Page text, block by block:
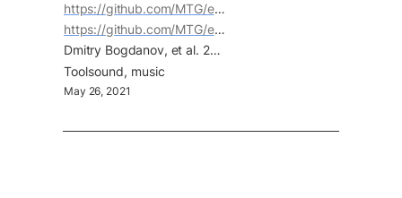
https://github.com/MTG/essentia
https://github.com/MTG/essentia
Dmitry Bogdanov, et al. 2013. ESSENTIA: an open-source library for sound and music analysis. In Proceedings of the 21st ACM international conference on Multimedia (MM '13). Association for Computing Machinery, New York, NY, USA, 855–858. DOI:
Toolsound music
May 26, 2021